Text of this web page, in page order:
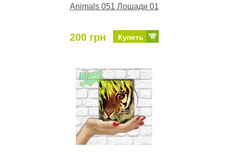
Animals 051 Лошади 01
200 грн Купить